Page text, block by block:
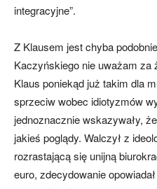
integracyjne”.
Z Klausem jest chyba
Kaczyńskiego nie uważam za
Klaus poniekąd już takim dla
sprzeciw wobec idiotyzmów
jednoznacznie wskazywały,
jakieś poglądy. Walczył z
rozrastającą się unijną
euro, zdecydowanie